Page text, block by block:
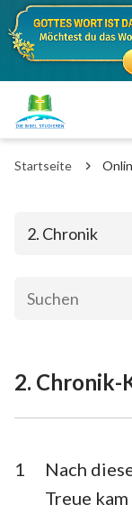
Startseite
2. Chronik
Das alte
1. Mose
5. Mose
1.Samuel
1. Chronik
Esra
Esther
Psalm
2. Chronik-
1
Nach
Treue